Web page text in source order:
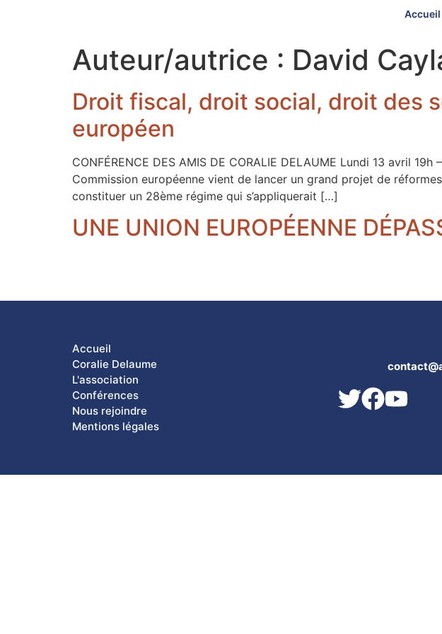
Accueil
Auteur/autrice : David
Droit fiscal, droit social, droit des
européen
CONFÉRENCE DES AMIS DE CORALIE DELAUME Lundi 13 avril
Commission européenne vient de lancer un grand projet de
constituer un 28ème régime qui s’appliquerait […]
UNE UNION EUROPÉENNE
Accueil
Coralie Delaume
L'association
Conférences
Nous rejoindre
Mentions légales